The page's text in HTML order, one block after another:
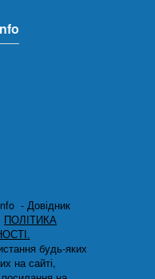
- Довідник
ПОЛІТИКА
будь-яких
на сайті,